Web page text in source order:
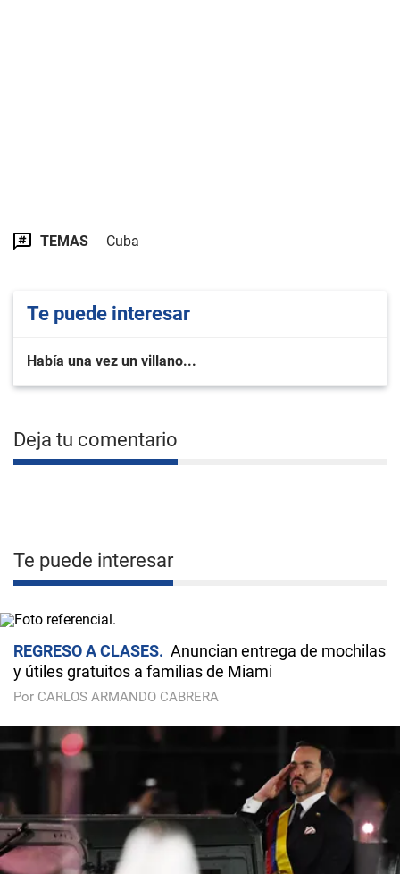
TEMAS Cuba
Te puede interesar
Había una vez un villano...
Deja tu comentario
Te puede interesar
REGRESO A CLASES
Anuncian entrega de mochilas
y útiles gratuitos a familias de Miami
Por CARLOS ARMANDO CABRERA